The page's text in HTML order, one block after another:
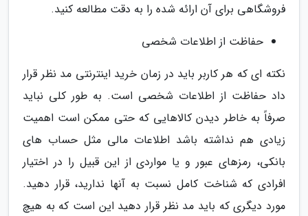
فروشگاهی برای آن ارائه شده را به دقت مطالعه کنید.
حفاظت از اطلاعات شخصی
نکته ای که هر کاربر باید در زمان خرید اینترنتی مد نظر قرار
داد حفاظت از اطلاعات شخصی است. به طور کلی نباید
صرفاً به خاطر دیدن کالاهایی که حتی ممکن است اهمیت
زیادی هم نداشته باشد اطلاعات مالی مثل حساب های
بانکی، رمزهای عبور و یا مواردی از این قبیل را در اختیار
افرادی که شناخت کامل نسبت به آنها ندارید، قرار دهید.
مورد دیگری که باید مد نظر قرار دهید این است که به هیچ